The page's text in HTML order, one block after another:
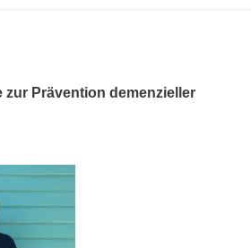
zur Prävention demenzieller